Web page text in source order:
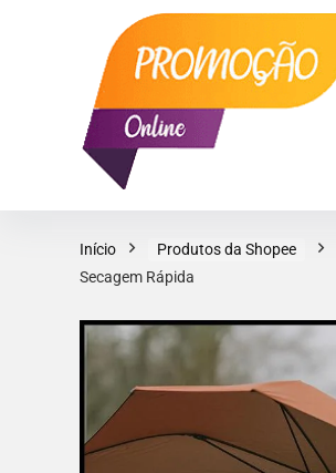
Início Produtos da Shopee
Secagem Rápida